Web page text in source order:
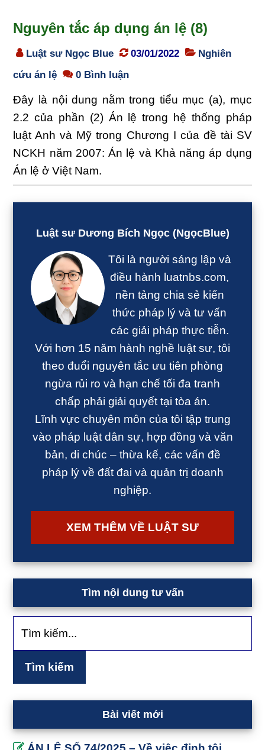
Nguyên tắc áp dụng án lệ (8)
Luật sư Ngọc Blue 03/01/2022
Nghiên
cứu án lệ
0 Bình luận
Đây là nội dung nằm trong tiểu mục (a), mục
2.2 của phần (2) Án lệ trong hệ thống pháp
luật Anh và Mỹ trong Chương I của đề tài SV
NCKH năm 2007: Án lệ và Khả năng áp dụng
Án lệ ở Việt Nam.
chínhLuật sư Dương Bích Ngọc (NgọcBlue)
Tôi là người sáng lập và
điều hành luatnbs.com,
nền tảng chia sẻ kiến
thức pháp lý và tư vấn
các giải pháp thực tiễn.
Với hơn 15 năm hành nghề luật sư, tôi
theo đuổi nguyên tắc ưu tiên phòng
ngừa rủi ro và hạn chế tối đa tranh
chấp phải giải quyết tại tòa án.
Lĩnh vực chuyên môn của tôi tập trung
vào pháp luật dân sự, hợp đồng và văn
bản, di chúc – thừa kế, các vấn đề
pháp lý về đất đai và quản trị doanh
nghiệp.
XEM THÊM VỀ LUẬT SƯ
Tìm nội dung tư vấn
Bài viết mới